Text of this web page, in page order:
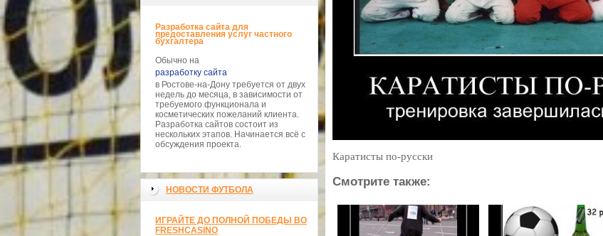
Разработка сайта для
предоставления услуг частного
бухгалтера
Обычно на
разработку сайта
в Ростове-на-Дону требуется от двух
недель до месяца, в зависимости от
требуемого функционала и
косметических пожеланий клиента.
Разработка сайтов состоит из
нескольких этапов. Начинается всё с
обсуждения проекта.
НОВОСТИ ФУТБОЛА
ИГРАЙТЕ ДО ПОЛНОЙ ПОБЕДЫ ВО
FRESHCASINO
Каратисты по-русски
Смотрите также: